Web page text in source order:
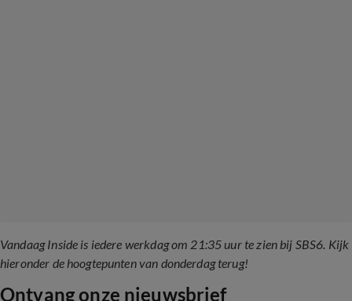
Vandaag Inside is iedere werkdag om 21:35 uur te zien bij SBS6. Kijk
hieronder de hoogtepunten van donderdag terug!
Ontvang onze nieuwsbrief